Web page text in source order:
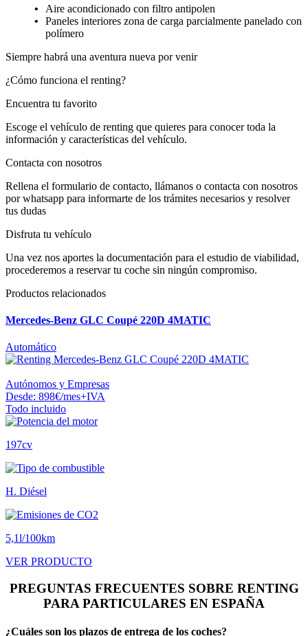
Aire acondicionado con filtro antipolen
Paneles interiores zona de carga parcialmente panelado con
polímero
Siempre habrá una aventura nueva por venir
¿Cómo funciona el renting?
Encuentra tu favorito
Escoge el vehículo de renting que quieres para conocer toda la
información y características del vehículo.
Contacta con nosotros
Rellena el formulario de contacto, llámanos o contacta con nosotros
por whatsapp para informarte de los trámites necesarios y resolver
tus dudas
Disfruta tu vehículo
Una vez nos aportes la documentación para el estudio de viabilidad,
procederemos a reservar tu coche sin ningún compromiso.
Productos relacionados
Mercedes-Benz GLC Coupé 220D 4MATIC
Automático
Autónomos y Empresas
Desde: 898€/mes+IVA
Todo incluido
197cv
H. Diésel
5,1l/100km
VER PRODUCTO
PREGUNTAS FRECUENTES SOBRE RENTING
PARA PARTICULARES EN ESPAÑA
¿Cuáles son los plazos de entrega de los coches?